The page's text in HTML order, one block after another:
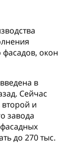
окон
в
Сейчас
и
завода
до 270 тыс.